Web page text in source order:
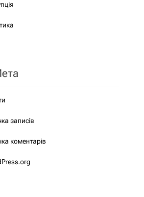
записів
коментарів